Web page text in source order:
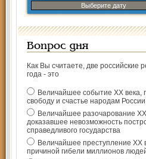
Выберите дату
Вопрос дня
Как Вы считаете, две российские
года - это
Величайшее событие ХХ века,
свободу и счастье народам России
Величайшее разочарование
доказавшее невозможность
справедливого государства
Величайшее преступление ХХ
причиной гибели миллионов